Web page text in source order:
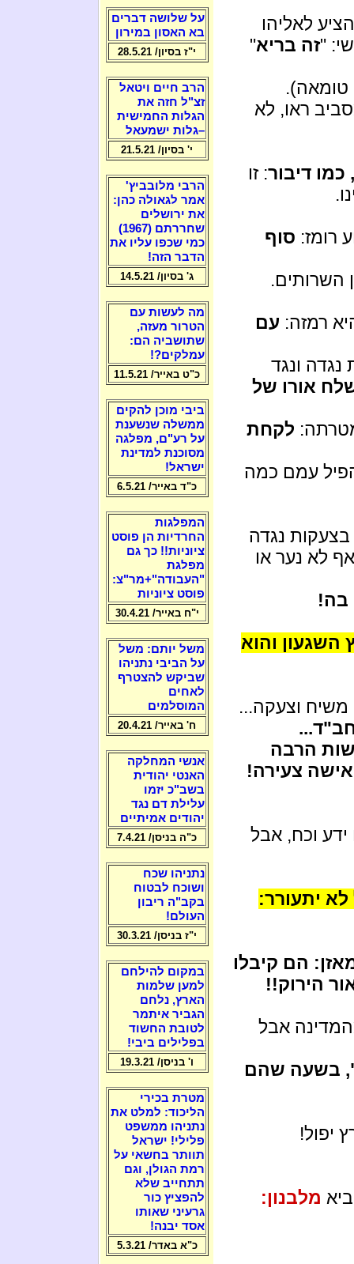
לאליהו
"זה בריא"
טומאה).
ראו, לא
דיבור: זו
רומז: סוף
השרותים.
רמזה: עם
ונגד
אורו של
לקחת
עמם כמה
נגדה
לא נער או
בה!
השגעון והוא
וצעקה...
הרבה
אישה צעירה!
ידע וכח, אבל
יתעורר:
הם קיבלו
הירוק!!
אבל
בשעה שהם
יפול!
מלבנון:
על שלושה דברים
בא האסון במירון
י"ז בסיון/ 28.5.21
הרב חיים ויטאל
זצ"ל חזה את
הגלות החמישית
–גלות ישמעאל
י' בסיון/ 21.5.21
הרבי מלובביץ'
אמר לגאולה כהן:
את ירושלים
שחררתם (1967)
כמי שכפו עליו את
הדבר הזה!
ג' בסיון/ 14.5.21
מה לעשות עם
הטרור מעזה,
שתושביה הם:
עמלקים?!
כ"ט באייר/ 11.5.21
ביבי מוכן להקים
ממשלה שנשענת
על רע"ם, מפלגה
מסוכנת למדינת
ישראל!
כ"ד באייר/ 6.5.21
המפלגות
החרדיות הן פוסט
ציוניות!! כך גם
מפלגת
"העבודה"+מר"צ:
פוסט ציוניות
י"ח באייר/ 30.4.21
משל יותם: משל
על הביבי נתניהו
שביקש להצטרף
לאחים
המוסלמים
ח' באייר/ 20.4.21
אנשי המחלקה
האנטי יהודית
בשב"כ יזמו
עלילת דם נגד
יהודים אמיתיים
כ"ה בניסן/ 7.4.21
נתניהו שכח
ושוכח לבטוח
בקב"ה ריבון
העולם!
י"ז בניסן/ 30.3.21
במקום להילחם
למען שלמות
הארץ, נלחם
הגביר איתמר
לטובת החשוד
בפלילים ביבי!
ו' בניסן/ 19.3.21
מטרת בכירי
הליכוד: למלט את
נתניהו ממשפט
פלילי! ישראל
תוותר בחשאי על
רמת הגולן, וגם
תתחייב שלא
להפציץ כור
גרעיני שאותו
אסד יבנה!
כ"א באדר/ 5.3.21